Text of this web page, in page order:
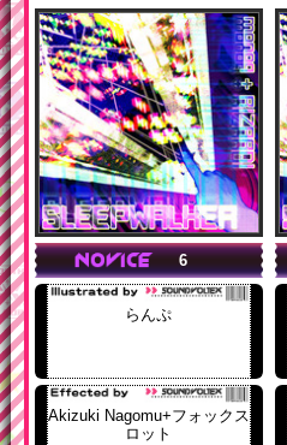
6
らんぷ
Akizuki Nagomu+フォックス
ロット